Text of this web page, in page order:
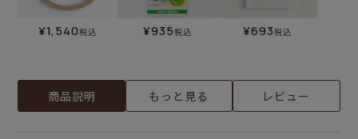
¥1,540税込 ¥935税込 ¥693税込
商品説明 もっと見る レビュー